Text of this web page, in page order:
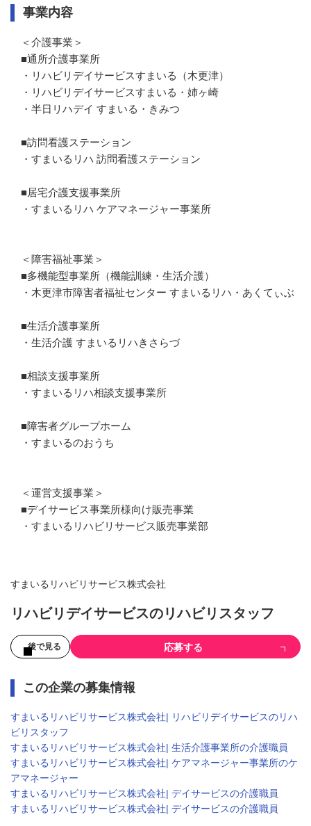
事業内容
＜介護事業＞
■通所介護事業所
・リハビリデイサービスすまいる（木更津）
・リハビリデイサービスすまいる・姉ヶ崎
・半日リハデイ すまいる・きみつ
■訪問看護ステーション
・すまいるリハ 訪問看護ステーション
■居宅介護支援事業所
・すまいるリハ ケアマネージャー事業所
＜障害福祉事業＞
■多機能型事業所（機能訓練・生活介護）
・木更津市障害者福祉センター すまいるリハ・あくてぃぶ
■生活介護事業所
・生活介護 すまいるリハきさらづ
■相談支援事業所
・すまいるリハ相談支援事業所
■障害者グループホーム
・すまいるのおうち
＜運営支援事業＞
■デイサービス事業所様向け販売事業
・すまいるリハビリサービス販売事業部
すまいるリハビリサービス株式会社
リハビリデイサービスのリハビリスタッフ
後で見る 応募する
この企業の募集情報
すまいるリハビリサービス株式会社| リハビリデイサービスのリハ
ビリスタッフ
すまいるリハビリサービス株式会社| 生活介護事業所の介護職員
すまいるリハビリサービス株式会社| ケアマネージャー事業所のケ
アマネージャー
すまいるリハビリサービス株式会社| デイサービスの介護職員
すまいるリハビリサービス株式会社| デイサービスの介護職員